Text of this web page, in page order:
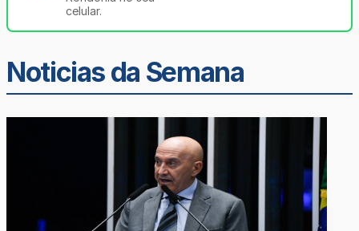
celular.
Noticias da Semana